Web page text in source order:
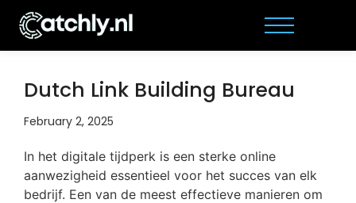
Dutch Link Building Bureau
February 2, 2025
In het digitale tijdperk is een sterke online
aanwezigheid essentieel voor het succes van elk
bedrijf. Een van de meest effectieve manieren om